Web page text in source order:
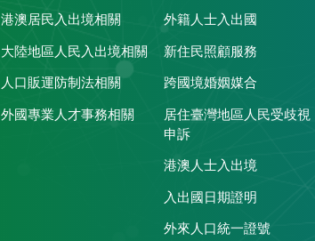
港澳居民入出境相關
大陸地區人民入出境相關
人口販運防制法相關
外國專業人才事務相關
外籍人士入出國
新住民照顧服務
跨國境婚姻媒合
居住臺灣地區人民受歧視
申訴
港澳人士入出境
入出國日期證明
外來人口統一證號